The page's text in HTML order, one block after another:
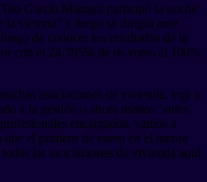
García Mamani participó la noche
la victoria” y luego se dirigió ante
de conocer los resultados de la
con el 24.795% de os votos al 100%
asociaciones de vivienda, voy a
a la gestión o ahora mismo ‘antes
encargados, vamos a
el primero de enero en el menor
las asociaciones de vivienda aquí